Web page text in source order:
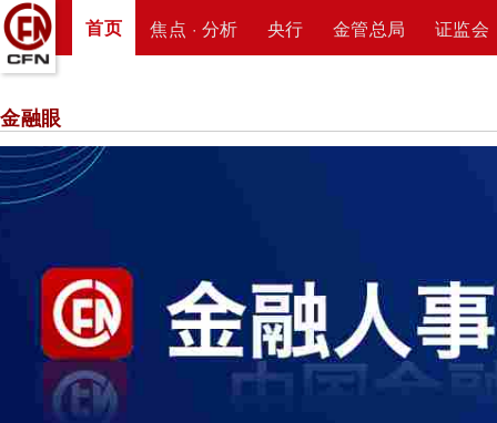
首页 焦点 · 分析 央行 金管总局 证监会
金融眼